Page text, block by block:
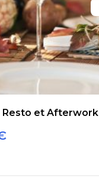
Resto et Afterwork